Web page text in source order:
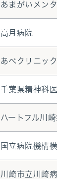
あまがいメン
高月病院
あべクリニック
千葉県精神科
ハートフル川
国立病院機構
川崎市立川崎